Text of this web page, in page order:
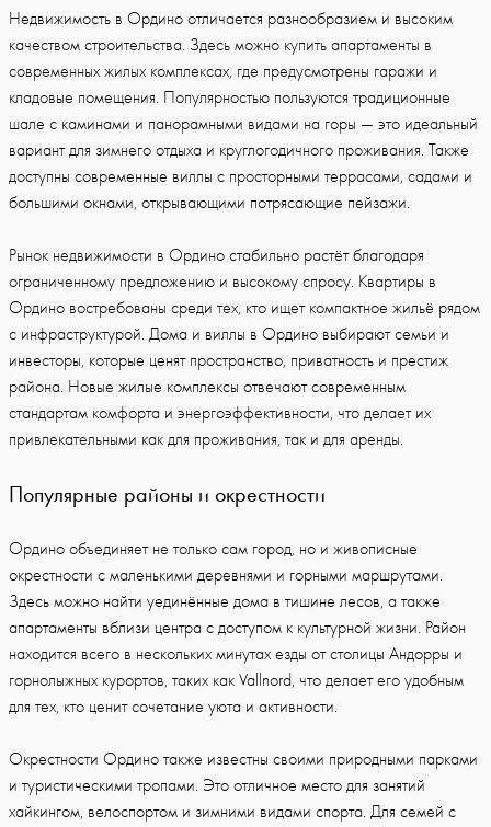
Недвижимость в Ордино отличается разнообразием и высоким
качеством строительства. Здесь можно купить апартаменты в
современных жилых комплексах, где предусмотрены гаражи и
кладовые помещения. Популярностью пользуются традиционные
шале с каминами и панорамными видами на горы — это идеальный
вариант для зимнего отдыха и круглогодичного проживания. Также
доступны современные виллы с просторными террасами, садами и
большими окнами, открывающими потрясающие пейзажи.
Рынок недвижимости в Ордино стабильно растёт благодаря
ограниченному предложению и высокому спросу. Квартиры в
Ордино востребованы среди тех, кто ищет компактное жильё рядом
с инфраструктурой. Дома и виллы в Ордино выбирают семьи и
инвесторы, которые ценят пространство, приватность и престиж
района. Новые жилые комплексы отвечают современным
стандартам комфорта и энергоэффективности, что делает их
привлекательными как для проживания, так и для аренды.
Популярные районы и окрестности
Ордино объединяет не только сам город, но и живописные
окрестности с маленькими деревнями и горными маршрутами.
Здесь можно найти уединённые дома в тишине лесов, а также
апартаменты вблизи центра с доступом к культурной жизни. Район
находится всего в нескольких минутах езды от столицы Андорры и
горнолыжных курортов, таких как Vallnord, что делает его удобным
для тех, кто ценит сочетание уюта и активности.
Окрестности Ордино также известны своими природными парками
и туристическими тропами. Это отличное место для занятий
хайкингом, велоспортом и зимними видами спорта. Для семей с